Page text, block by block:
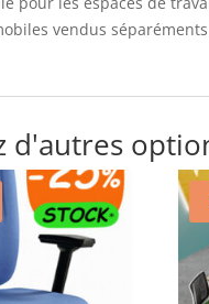
vendus
d'autres